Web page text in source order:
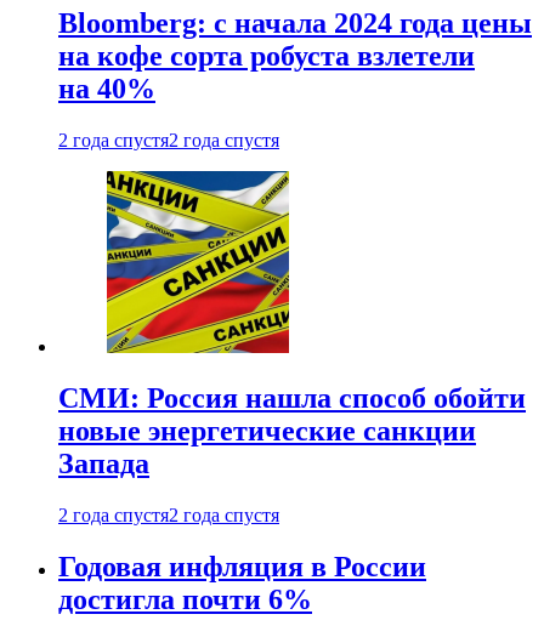
Bloomberg: с начала 2024 года цены
на кофе сорта робуста взлетели
на 40%
2 года спустя2 года спустя
СМИ: Россия нашла способ обойти
новые энергетические санкции
Запада
2 года спустя2 года спустя
Годовая инфляция в России
достигла почти 6%